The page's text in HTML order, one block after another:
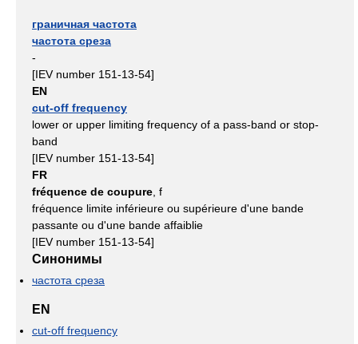
граничная частота
частота среза
-
[IEV number 151-13-54]
EN
cut-off frequency
lower or upper limiting frequency of a pass-band or stop-
band
[IEV number 151-13-54]
FR
fréquence de coupure , f
fréquence limite inférieure ou supérieure d'une bande
passante ou d'une bande affaiblie
[IEV number 151-13-54]
Синонимы
частота среза
EN
cut-off frequency